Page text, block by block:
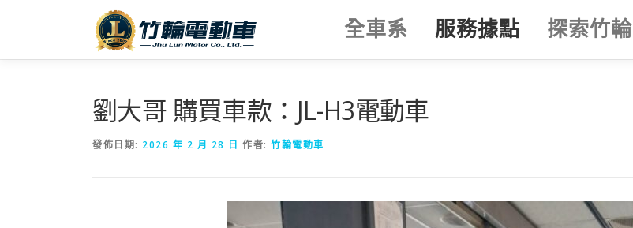
要
全車系 服務據點 探索竹輪
劉大哥 購買車款：JL-H3電動車
發佈日期: 2026 年 2 月 28 日 作者: 竹輪電動車